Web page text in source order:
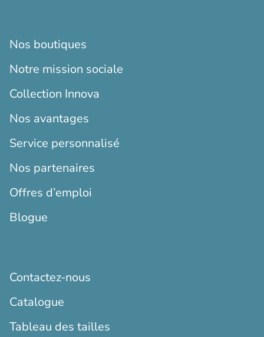
Nos boutiques
Notre mission sociale
Collection Innova
Nos avantages
Service personnalisé
Nos partenaires
Offres d’emploi
Blogue
Contactez-nous
Catalogue
Tableau des tailles